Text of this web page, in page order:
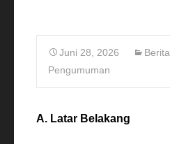
Juni 28, 2026 Berita
Pengumuman
A. Latar Belakang